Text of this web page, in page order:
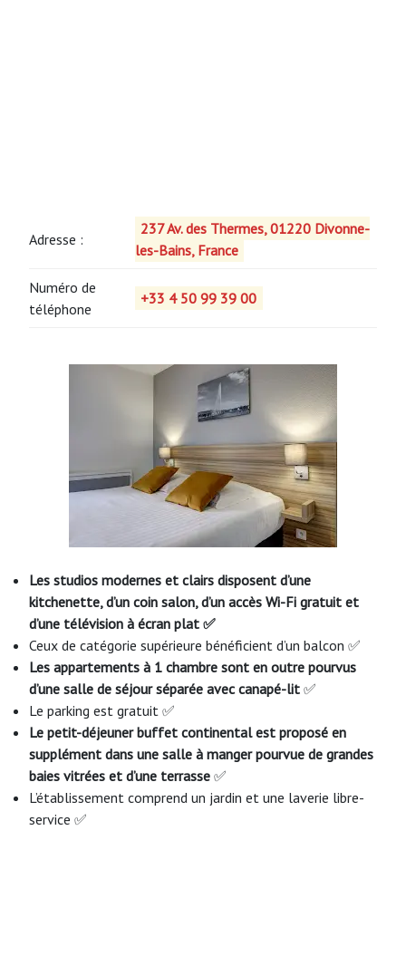
Adresse :
237 Av. des Thermes, 01220 Divonne-
les-Bains, France
Numéro de
téléphone
+33 4 50 99 39 00
Les studios modernes et clairs disposent d’une
kitchenette, d’un coin salon, d’un accès Wi-Fi gratuit et
d’une télévision à écran plat ✅
Ceux de catégorie supérieure bénéficient d’un balcon ✅
Les appartements à 1 chambre sont en outre pourvus
d’une salle de séjour séparée avec canapé-lit ✅
Le parking est gratuit ✅
Le petit-déjeuner buffet continental est proposé en
supplément dans une salle à manger pourvue de grandes
baies vitrées et d’une terrasse ✅
L’établissement comprend un jardin et une laverie libre-
service ✅